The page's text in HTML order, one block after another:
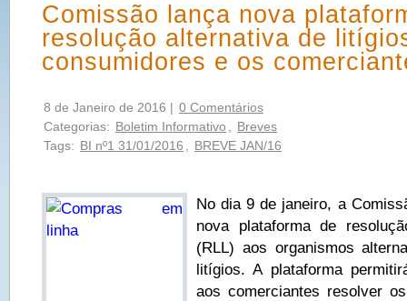
Comissão lança nova
resolução alternativa de
consumidores e os
8 de Janeiro de 2016 | 0 Comentários
Categorias: Boletim Informativo
Breves
Tags: BI nº1 31/01/2016 BREVE JAN/16
No dia 9 de janeiro, a
nova plataforma de
(RLL) aos organismos
litígios. A plataforma
aos comerciantes resolver